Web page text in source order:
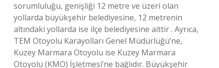
sorumluluğu, genişliği 12 metre ve üzeri olan
yollarda büyükşehir belediyesine, 12 metrenin
altındaki yollarda ise ilçe belediyesine aittir . Ayrıca,
TEM Otoyolu Karayolları Genel Müdürlüğü’ne,
Kuzey Marmara Otoyolu ise Kuzey Marmara
Otoyolu (KMO) İşletmesi’ne bağlıdır. Büyükşehir